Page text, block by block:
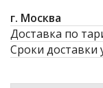
г. Москва
Доставка по
Сроки доставки